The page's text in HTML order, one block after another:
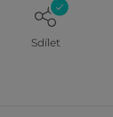
Sdílet